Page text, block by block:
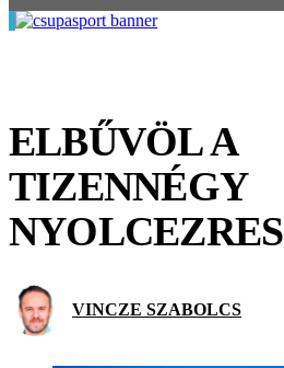
ELBŰVÖL A
TIZENNÉGY
NYOLCEZRES
VINCZE SZABOLCS